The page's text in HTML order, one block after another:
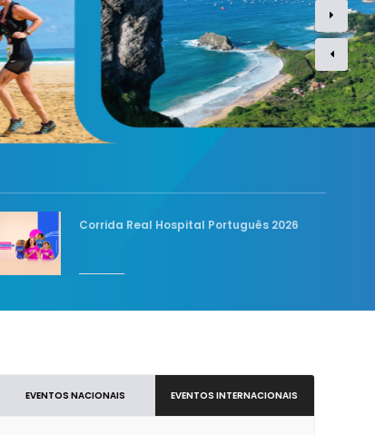
Corrida Real Hospital Português 2026
EVENTOS NACIONAIS EVENTOS INTERNACIONAIS